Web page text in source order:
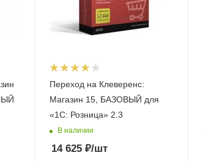
Переход на Клеверенс:
Магазин 15, БАЗОВЫЙ для
«1С: Розница» 2.3
В наличии
14 625₽/шт